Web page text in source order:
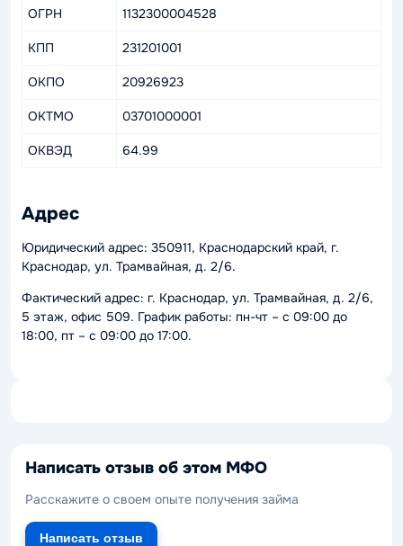
ОГРН 1132300004528
КПП 231201001
ОКПО 20926923
ОКТМО 03701000001
ОКВЭД 64.99
Адрес
Юридический адрес: 350911, Краснодарский край, г.
Краснодар, ул. Трамвайная, д. 2/6.
Фактический адрес: г. Краснодар, ул. Трамвайная, д. 2/6,
5 этаж, офис 509. График работы: пн-чт – с 09:00 до
18:00, пт – с 09:00 до 17:00.
Написать отзыв об этом МФО
Расскажите о своем опыте получения займа
Написать отзыв